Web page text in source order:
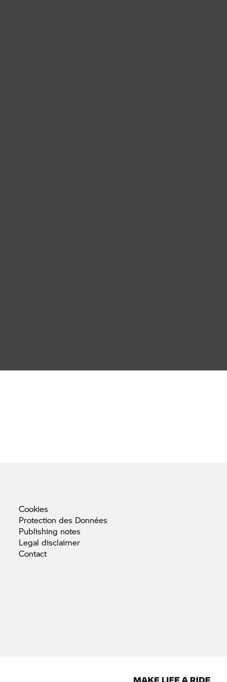
Cookies
Protection des Données
Publishing notes
Legal disclaimer
Contact